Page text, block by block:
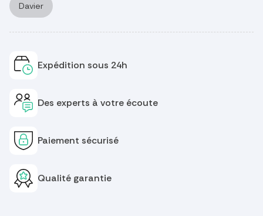
Davier
Expédition sous 24h
Des experts à votre écoute
Paiement sécurisé
Qualité garantie